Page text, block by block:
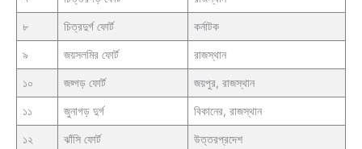
৮ চিত্রদুর্গ ফোর্ট কর্নাটক
৯ জয়সলমির ফোর্ট রাজস্থান
১০ জয়্গড় ফোর্ট জয়পুর, রাজস্থান
১১ জুনাগড় দুর্গ বিকানের, রাজস্থান
১২ ঝাঁসি ফোর্ট উত্তরপ্রদেশ